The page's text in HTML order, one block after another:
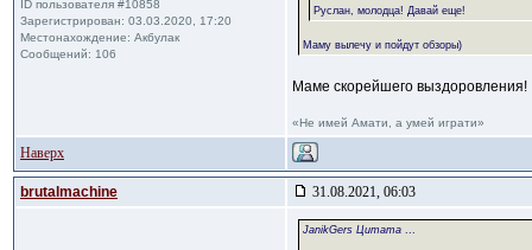
ID пользователя #10858
Зарегистрирован: 03.03.2020, 17:20
Местонахождение: Акбулак
Сообщений: 106
Руслан, молодца! Давай еще!
Маму вылечу и пойдут обзоры)
Маме скорейшего выздоровления!
«Не имей Амати, а умей играти»
Наверх
brutalmachine 31.08.2021, 06:03
JanikGers Цитата ...